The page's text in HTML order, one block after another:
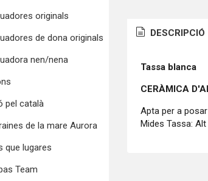
originals
de dona originals
nen/nena
pel català
de la mare Aurora
que lugares
Team
DESCRIPCIÓ
Tassa blanca
CERÀMICA
Apta per a
Mides Tassa: